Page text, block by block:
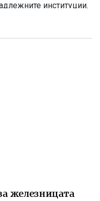
институции.
наречен
се подготвува да го
железницата